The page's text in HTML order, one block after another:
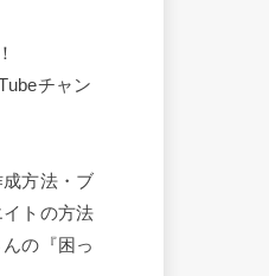
チャン
方法・ブ
トの方法
の『困っ